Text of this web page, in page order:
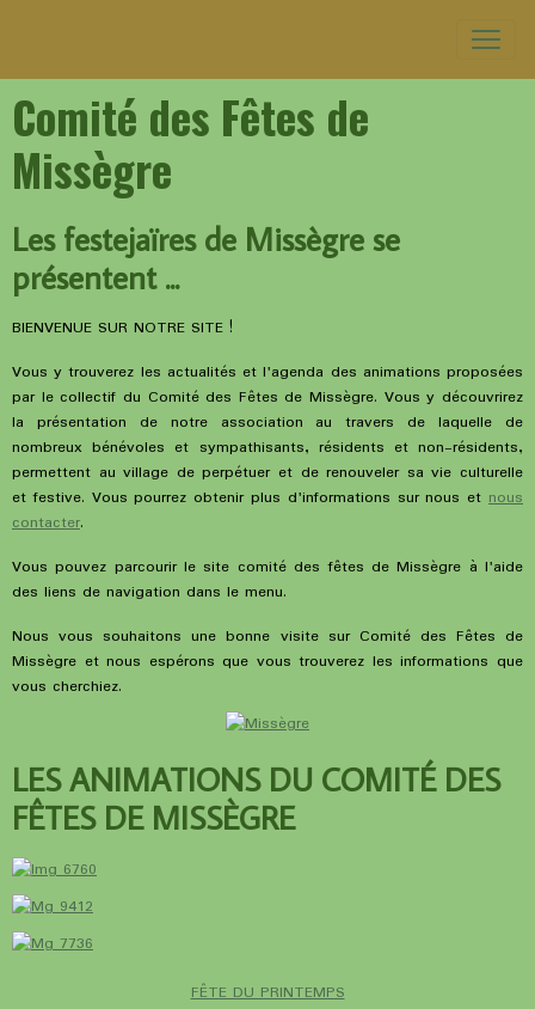
Comité des Fêtes de
Missègre
Les festejaïres de Missègre se
présentent ...
BIENVENUE SUR NOTRE SITE !
Vous y trouverez les actualités et l'agenda des animations proposées
par le collectif du Comité des Fêtes de Missègre. Vous y découvrirez
la présentation de notre association au travers de laquelle de
nombreux bénévoles et sympathisants, résidents et non-résidents,
permettent au village de perpétuer et de renouveler sa vie culturelle
et festive. Vous pourrez obtenir plus d'informations sur nous et nous
contacter.
Vous pouvez parcourir le site comité des fêtes de Missègre à l'aide
des liens de navigation dans le menu.
Nous vous souhaitons une bonne visite sur Comité des Fêtes de
Missègre et nous espérons que vous trouverez les informations que
vous cherchiez.
LES ANIMATIONS DU COMITÉ DES
FÊTES DE MISSÈGRE
FÊTE DU PRINTEMPS